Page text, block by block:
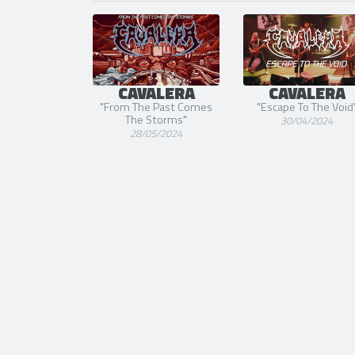
CAVALERA
"From The Past Comes
The Storms"
28/05/2024
CAVALERA
"Escape To The
30/04/2024